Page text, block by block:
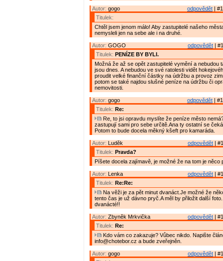
odpovědět |
Autor: gogo
Titulek:
Chtěl jsem jenom málo! Aby zastupitelé našeho
nemysleli jen na sebe ale i na druhé.
odpovědět |
Autor: GOGO
Titulek: PENÍZE BY BYLI.
Možná že až se opět zastupitelé vymění a nebudou
jsou dnes. A nebudou ve své ratolesti vidět
proudit velké finanční částky na údržbu a provoz
potom se také najdou slušné peníze na údržbu či
nemovitosti.
odpovědět |
Autor: gogo
Titulek: Re:
Re, to jsi opravdu myslíte že peníze město
zastupují sami pro sebe určitě.Ana ty ostatní se
Potom to bude docela měkný kšeft pro kamaráda.
odpovědět |
Autor: Luděk
Titulek: Pravda?
Píšete docela zajímavě, je možné že na tom je něco
odpovědět |
Autor: Lenka
Titulek: Re:Re:
Na věži je za pět minut dvanáct.Je možné že
tento čas je už dávno pryč.A měl by přiložit další
dvanácté!!
odpovědět |
Autor: Zbyněk Mrkvička
Titulek: Re:
Kdo vám co zakazuje? Vůbec nikdo. Napište
info@chotebor.cz a bude zveřejněn.
odpovědět |
Autor: gogo